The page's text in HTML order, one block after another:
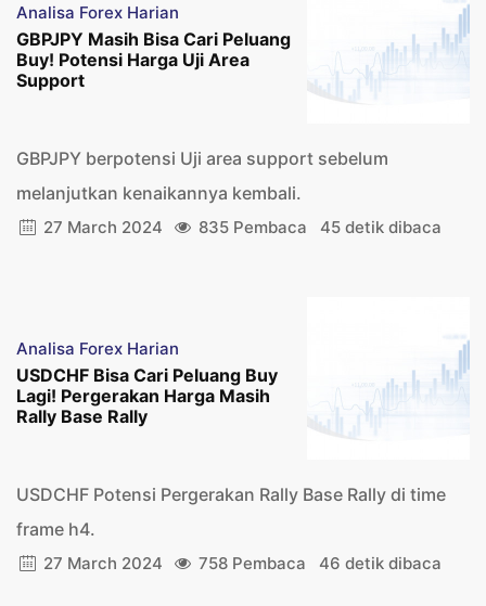
Analisa Forex Harian
GBPJPY Masih Bisa Cari Peluang
Buy! Potensi Harga Uji Area
Support
GBPJPY berpotensi Uji area support sebelum
melanjutkan kenaikannya kembali.
27 March 2024 835 Pembaca 45 detik dibaca
Analisa Forex Harian
USDCHF Bisa Cari Peluang Buy
Lagi! Pergerakan Harga Masih
Rally Base Rally
USDCHF Potensi Pergerakan Rally Base Rally di time
frame h4.
27 March 2024 758 Pembaca 46 detik dibaca